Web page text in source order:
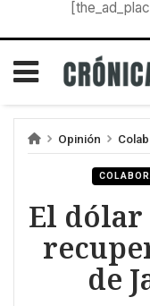
Opinión
El dólar
de